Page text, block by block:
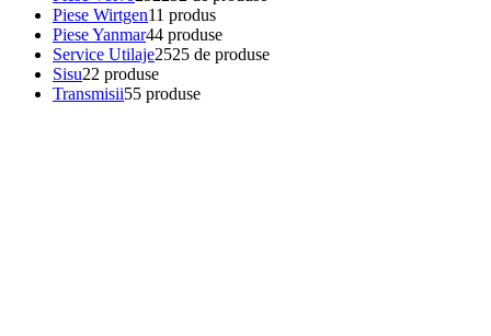
Piese Wirtgen11 produs
Piese Yanmar44 produse
Service Utilaje2525 de produse
Sisu22 produse
Transmisii55 produse